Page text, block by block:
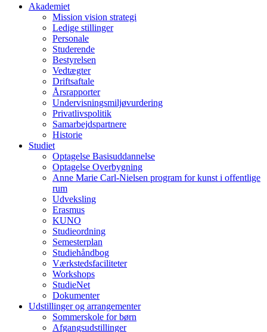
Akademiet
Mission vision strategi
Ledige stillinger
Personale
Studerende
Bestyrelsen
Vedtægter
Driftsaftale
Årsrapporter
Undervisningsmiljøvurdering
Privatlivspolitik
Samarbejdspartnere
Historie
Studiet
Optagelse Basisuddannelse
Optagelse Overbygning
Anne Marie Carl-Nielsen program for kunst i offentlige
rum
Udveksling
Erasmus
KUNO
Studieordning
Semesterplan
Studiehåndbog
Værkstedsfaciliteter
Workshops
StudieNet
Dokumenter
Udstillinger og arrangementer
Sommerskole for børn
Afgangsudstillinger